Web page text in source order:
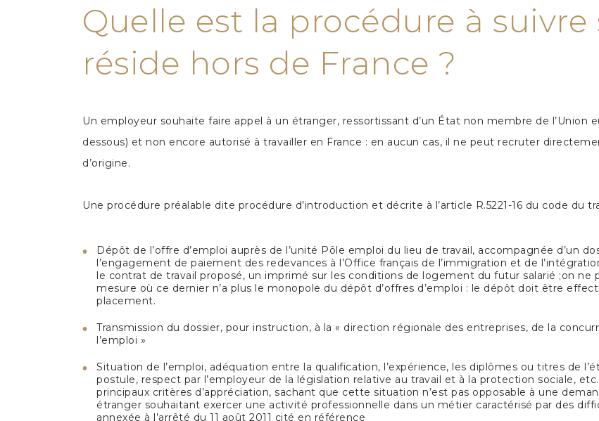
Quelle est la procédure à suivre
réside hors de France ?
Un employeur souhaite faire appel à un étranger, ressortissant d’un État non membre de l’Union
dessous) et non encore autorisé à travailler en France : en aucun cas, il ne peut recruter
d’origine.
Une procédure préalable dite procédure d’introduction et décrite à l’article R.5221-16 du code du
Dépôt de l’offre d’emploi auprès de l’unité Pôle emploi du lieu de travail, accompagnée d’un
l’engagement de paiement des redevances à l’Office français de l’immigration et de
le contrat de travail proposé, un imprimé sur les conditions de logement du futur salarié ;on ne
mesure où ce dernier n’a plus le monopole du dépôt d’offres d’emploi : le dépôt doit être
placement.
Transmission du dossier, pour instruction, à la « direction régionale des entreprises, de la
l’emploi »
Situation de l’emploi, adéquation entre la qualification, l’expérience, les diplômes ou titres de
postule, respect par l’employeur de la législation relative au travail et à la protection sociale,
principaux critères d’appréciation, sachant que cette situation n’est pas opposable à une
étranger souhaitant exercer une activité professionnelle dans un métier caractérisé par des
annexée à l’arrêté du 11 août 2011 cité en référence